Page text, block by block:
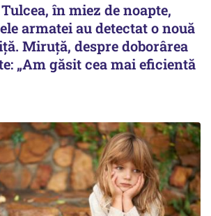
în miez de noapte,
armatei au detectat o nouă
Miruță, despre doborârea
„Am găsit cea mai eficientă